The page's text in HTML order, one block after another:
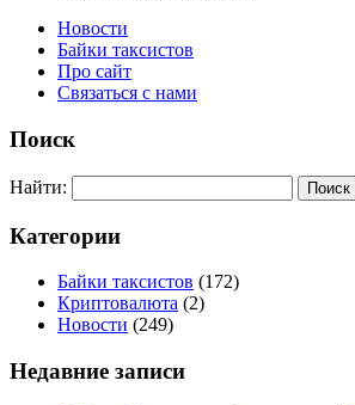
Новости
Байки таксистов
Про сайт
Связаться с нами
Поиск
Найти:
Категории
Байки таксистов (172)
Криптовалюта (2)
Новости (249)
Недавние записи